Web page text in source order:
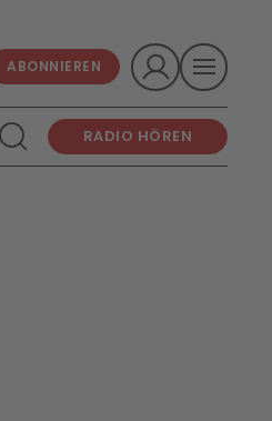
ABONNIEREN
RADIO HÖREN